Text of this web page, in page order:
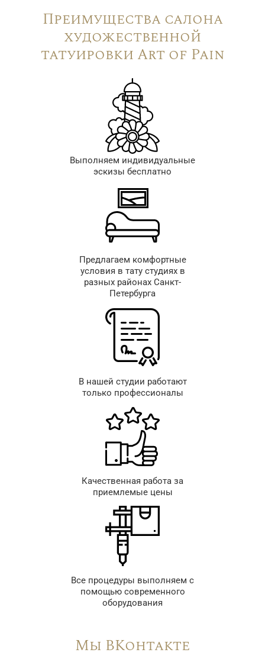
Преимущества салона
художественной
татуировки Art of Pain
Выполняем индивидуальные
эскизы бесплатно
Предлагаем комфортные
условия в тату студиях в
разных районах Санкт-
Петербурга
В нашей студии работают
только профессионалы
Качественная работа за
приемлемые цены
Все процедуры выполняем с
помощью современного
оборудования
Мы ВКонтакте